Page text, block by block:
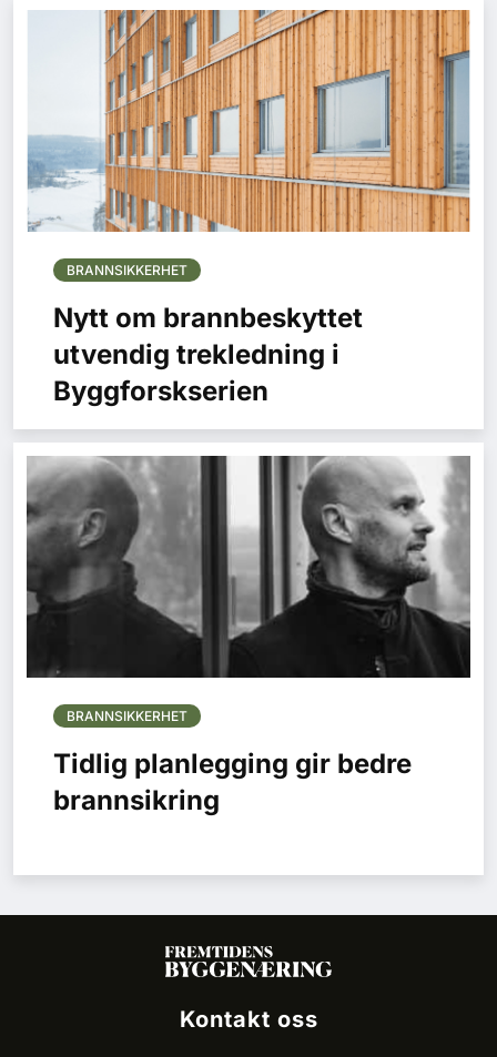
BRANNSIKKERHET
Nytt om brannbeskyttet
utvendig trekledning i
Byggforskserien
BRANNSIKKERHET
Tidlig planlegging gir bedre
brannsikring
Kontakt oss